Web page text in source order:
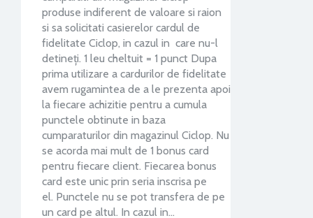
produse indiferent de valoare si raion
si sa solicitati casierelor cardul de
fidelitate Ciclop, in cazul in care nu-l
detineţi. 1 leu cheltuit = 1 punct Dupa
prima utilizare a cardurilor de fidelitate
avem rugamintea de a le prezenta apoi
la fiecare achizitie pentru a cumula
punctele obtinute in baza
cumparaturilor din magazinul Ciclop. Nu
se acorda mai mult de 1 bonus card
pentru fiecare client. Fiecarea bonus
card este unic prin seria inscrisa pe
el. Punctele nu se pot transfera de pe
un card pe altul. In cazul in…